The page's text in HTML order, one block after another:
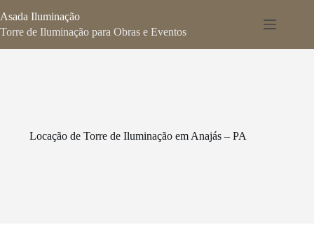
para
o
Asada Iluminação
Torre de Iluminação para Obras e Eventos
Locação de Torre de Iluminação em Anajás – PA